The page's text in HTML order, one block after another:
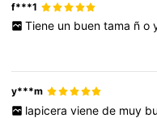
f***1
Tiene un buen tama ñ o
y***m
lapicera viene de muy